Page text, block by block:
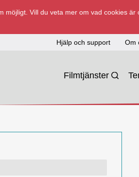
Vill du veta mer om vad cookies är
Hjälp och support Om
Filmtjänster